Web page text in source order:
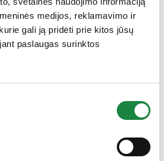
medijos, reklamavimo ir
gali ją pridėti prie kitos jūsų
paslaugas surinktos